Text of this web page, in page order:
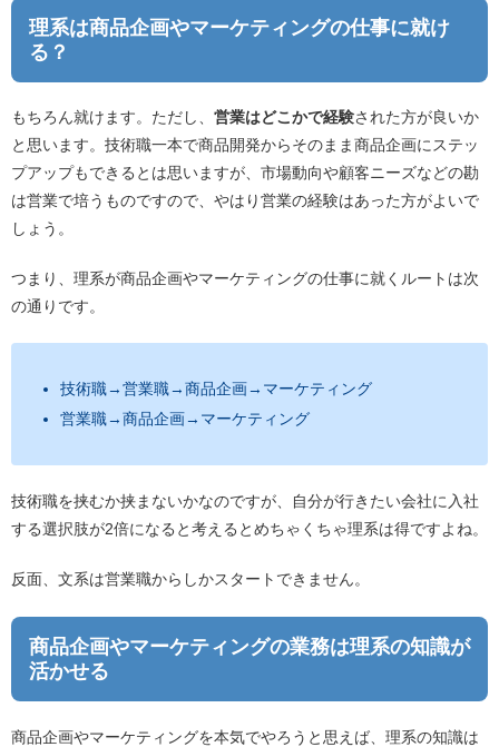
理系は商品企画やマーケティングの仕事に就け
る？
もちろん就けます。ただし、 営業はどこかで経験された方が良いか
と思います。技術職一本で商品開発からそのまま商品企画にステッ
プアップもできるとは思いますが、市場動向や顧客ニーズなどの勘
は営業で培うものですので、やはり営業の経験はあった方がよいで
しょう。
つまり、理系が商品企画やマーケティングの仕事に就くルートは次
の通りです。
技術職→営業職→商品企画→マーケティング
営業職→商品企画→マーケティング
技術職を挟むか挟まないかなのですが、自分が行きたい会社に入社
する選択肢が2倍になると考えるとめちゃくちゃ理系は得ですよね。
反面、文系は営業職からしかスタートできません。
商品企画やマーケティングの業務は理系の知識が
活かせる
商品企画やマーケティングを本気でやろうと思えば、理系の知識は